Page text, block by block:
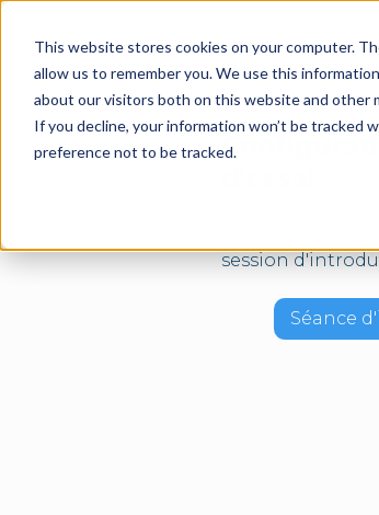
This website stores cookies on your computer.
allow us to remember you. We use this
about our visitors both on this website and other
If you decline, your information won’t be tracked
preference not to be tracked.
Des solutions
session
Séance